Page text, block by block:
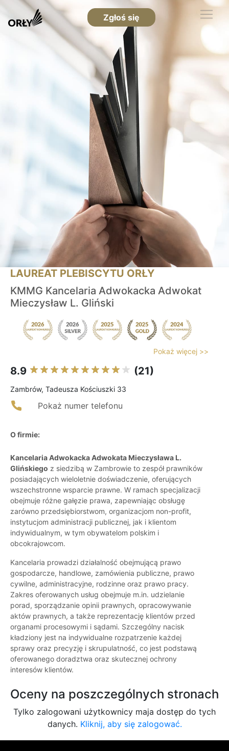
Zgłoś się
LAUREAT PLEBISCYTU ORŁY
KMMG Kancelaria Adwokacka Adwokat
Mieczysław L. Gliński
Pokaż więcej >>
8.9 (21)
Zambrów, Tadeusza Kościuszki 33
Pokaż numer telefonu
O firmie:
Kancelaria Adwokacka Adwokata Mieczysława L.
Glińskiego z siedzibą w Zambrowie to zespół prawników
posiadających wieloletnie doświadczenie, oferujących
wszechstronne wsparcie prawne. W ramach specjalizacji
obejmuje różne gałęzie prawa, zapewniając obsługę
zarówno przedsiębiorstwom, organizacjom non-profit,
instytucjom administracji publicznej, jak i klientom
indywidualnym, w tym obywatelom polskim i
obcokrajowcom.
Kancelaria prowadzi działalność obejmującą prawo
gospodarcze, handlowe, zamówienia publiczne, prawo
cywilne, administracyjne, rodzinne oraz prawo pracy.
Zakres oferowanych usług obejmuje m.in. udzielanie
porad, sporządzanie opinii prawnych, opracowywanie
aktów prawnych, a także reprezentację klientów przed
organami procesowymi i sądami. Szczególny nacisk
kładziony jest na indywidualne rozpatrzenie każdej
sprawy oraz precyzję i skrupulatność, co jest podstawą
oferowanego doradztwa oraz skutecznej ochrony
interesów klientów.
Oceny na poszczególnych stronach
Tylko zalogowani użytkownicy maja dostęp do tych
danych. Kliknij, aby się zalogować.